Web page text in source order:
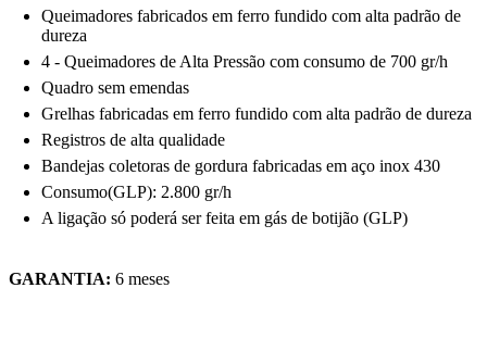
Queimadores fabricados em ferro fundido com alta padrão de
dureza
4 - Queimadores de Alta Pressão com consumo de 700 gr/h
Quadro sem emendas
Grelhas fabricadas em ferro fundido com alta padrão de dureza
Registros de alta qualidade
Bandejas coletoras de gordura fabricadas em aço inox 430
Consumo(GLP): 2.800 gr/h
A ligação só poderá ser feita em gás de botijão (GLP)
GARANTIA: 6 meses